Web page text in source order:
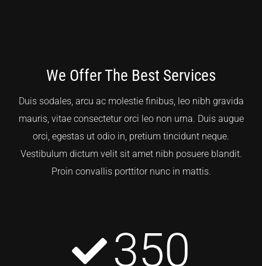
We Offer The Best Services
Duis sodales, arcu ac molestie finibus, leo nibh gravida
mauris, vitae consectetur orci leo non urna. Duis augue
orci, egestas ut odio in, pretium tincidunt neque.
Vestibulum dictum velit sit amet nibh posuere blandit.
Proin convallis porttitor nunc in mattis.
350